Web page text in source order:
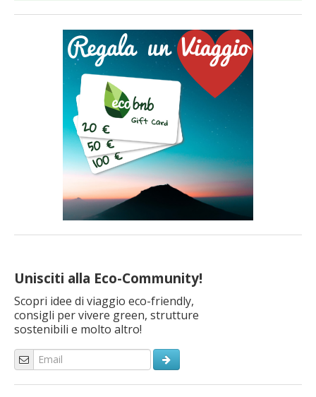
Unisciti alla Eco-Community!
Scopri idee di viaggio eco-friendly,
consigli per vivere green, strutture
sostenibili e molto altro!